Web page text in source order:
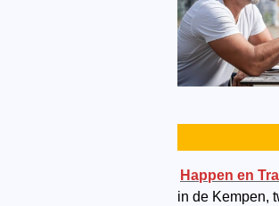
Happen en
in de Kempen,